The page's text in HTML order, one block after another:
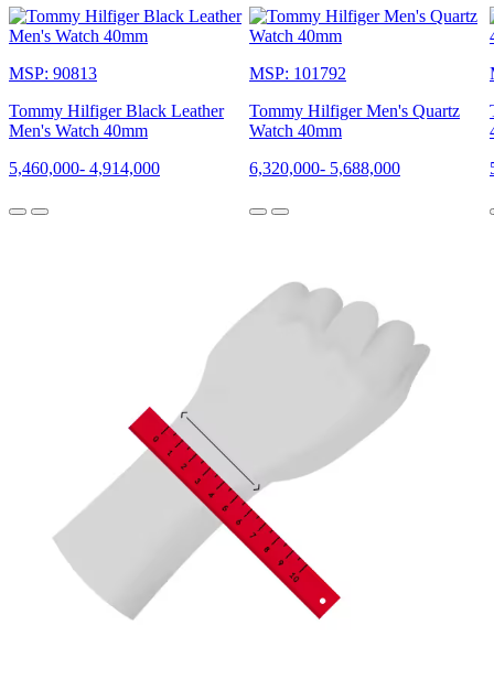
MSP: 90813
Tommy Hilfiger Black Leather
Men's Watch 40mm
5,460,000- 4,914,000
MSP: 101792
Tommy Hilfiger Men's Quartz
Watch 40mm
6,320,000- 5,688,000